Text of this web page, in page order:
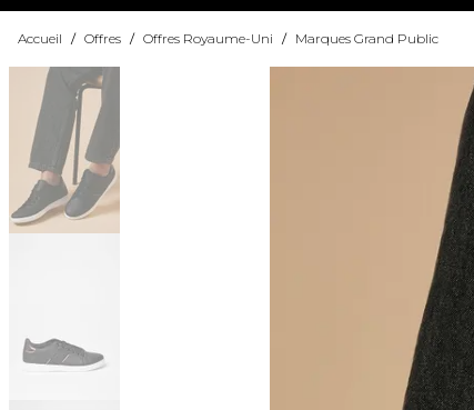
Accueil / Offres / Offres Royaume-Uni / Marques Grand Public